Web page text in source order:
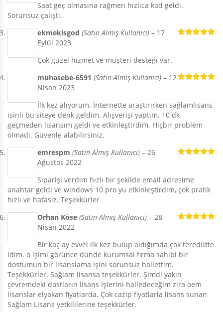
Saat geç olmasına rağmen hızlıca kod geldi.
Sorunsuz çalıştı.
ekmekisgod (Satın Almış Kullanıcı) – 17
Eylül 2023
Çok güzel hizmet ve müşteri desteği var.
muhasebe-6591 (Satın Almış Kullanıcı) – 12
Nisan 2023
İlk kez alıyorum. İnternette araştırırken sağlamlisans
isinli bu siteye denk geldim. Alışverişi yaptım. 10 dk
geçmeden lisansım geldi ve etkinleştirdim. Hiçbir problem
olmadı. Güvenle alabilirsiniz.
emrespm (Satın Almış Kullanıcı) – 26
Ağustos 2022
Siparişi verdim hızlı bir şekilde email adresime
anahtar geldi ve windows 10 pro yu etkinleştirdim, çok pratik
hızlı ve hatasız. Teşekkürler
Orhan Köse (Satın Almış Kullanıcı) – 28
Nisan 2022
Bir kaç ay evvel ilk kez bulup aldığımda çok teredütte
idim. o işimi görünce dünde kurumsal firma sahibi bir
dostumun bir lisanslama işini sorunsuz hallettim.
Teşekkürler. Sağlam lisansa teşekkürler. Şimdi yakın
çevremdeki dostların lisans işlerini halledeceğim zira oem
lisanslar elyakan fiyatlarda. Çok cazip fiyatlarla lisans sunan
Sağlam Lisans yetkililerine teşekkürler.